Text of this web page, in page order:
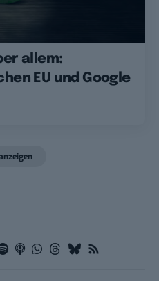
allem:
EU und Google